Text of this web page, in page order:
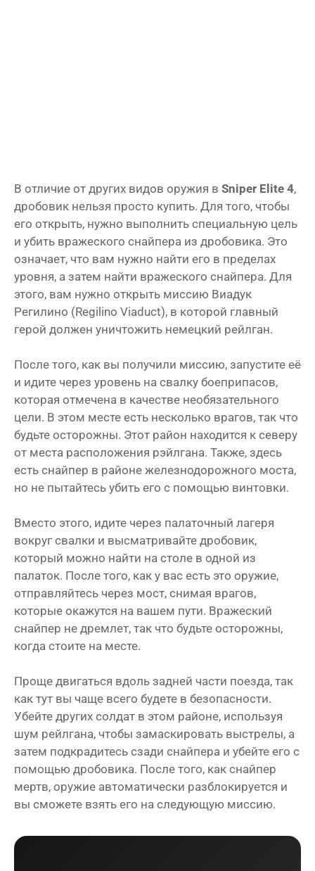
В отличие от других видов оружия в Sniper Elite 4,
дробовик нельзя просто купить. Для того, чтобы
его открыть, нужно выполнить специальную цель
и убить вражеского снайпера из дробовика. Это
означает, что вам нужно найти его в пределах
уровня, а затем найти вражеского снайпера. Для
этого, вам нужно открыть миссию Виадук
Регилино (Regilino Viaduct), в которой главный
герой должен уничтожить немецкий рейлган.
После того, как вы получили миссию, запустите её
и идите через уровень на свалку боеприпасов,
которая отмечена в качестве необязательного
цели. В этом месте есть несколько врагов, так что
будьте осторожны. Этот район находится к северу
от места расположения рэйлгана. Также, здесь
есть снайпер в районе железнодорожного моста,
но не пытайтесь убить его с помощью винтовки.
Вместо этого, идите через палаточный лагеря
вокруг свалки и высматривайте дробовик,
который можно найти на столе в одной из
палаток. После того, как у вас есть это оружие,
отправляйтесь через мост, снимая врагов,
которые окажутся на вашем пути. Вражеский
снайпер не дремлет, так что будьте осторожны,
когда стоите на месте.
Проще двигаться вдоль задней части поезда, так
как тут вы чаще всего будете в безопасности.
Убейте других солдат в этом районе, используя
шум рейлгана, чтобы замаскировать выстрелы, а
затем подкрадитесь сзади снайпера и убейте его с
помощью дробовика. После того, как снайпер
мертв, оружие автоматически разблокируется и
вы сможете взять его на следующую миссию.